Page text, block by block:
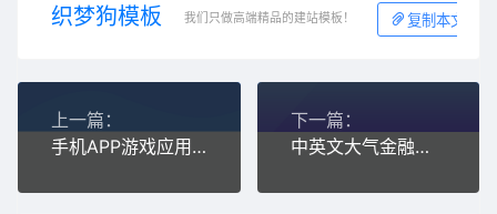
织梦狗模板 我们只做高端精品的建站模板！ 复制本文链接
上一篇：
手机APP游戏应用软件下载织梦模板(带手机端)
下一篇：
中英文大气金融外汇类织梦网站模板